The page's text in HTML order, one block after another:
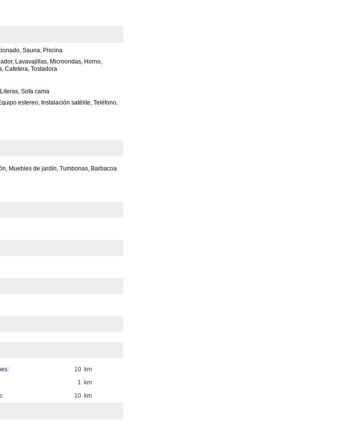
Sauna, Piscina
Lavavajillas, Microondas, Horno,
Cafetera, Tostadora
Sofa cama
estereo, Instalación satélite, Teléfono,
Muebles de jardín, Tumbonas, Barbacoa
10 km
1 km
10 km